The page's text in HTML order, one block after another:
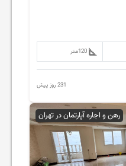
120متر
231 روز پیش
رهن و اجاره آپارتمان در تهران